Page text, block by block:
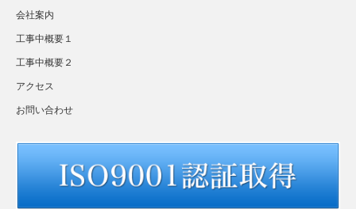
会社案内
工事中概要１
工事中概要２
アクセス
お問い合わせ